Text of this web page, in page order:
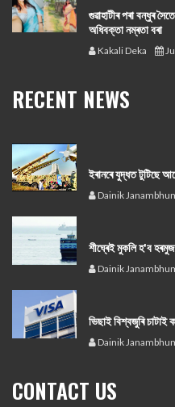
গুৱাহাটীৰ পৰা বন্ধুৰ
অধিবক্তা নম্ৰতা বৰা
Kakali Deka
RECENT NEWS
ইৰানৰে যুদ্ধত টুটিছে
Dainik
শীঘ্ৰেই মুকলি হ'ব
Dainik
ভিছাই বিশ্বজুৰি চাটাই
Dainik
CONTACT US